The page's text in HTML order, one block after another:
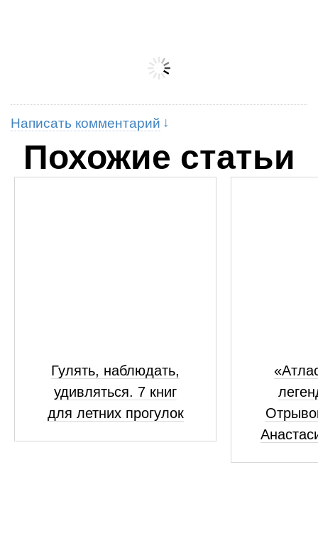
Написать комментарий
Похожие статьи
Гулять, наблюдать,
удивляться. 7 книг
для летних прогулок